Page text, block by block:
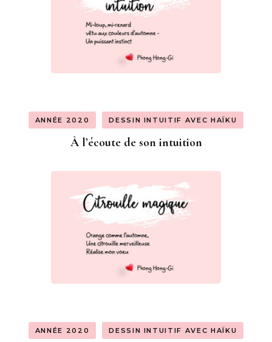
ANNÉE 2020 DESSIN INTUITIF AVEC HAÏKU
À l’écoute de son intuition
ANNÉE 2020 DESSIN INTUITIF AVEC HAÏKU